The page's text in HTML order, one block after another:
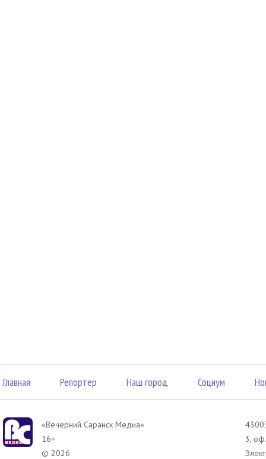
Главная Репортер Наш город Социум
«Вечерний Саранск Mедиа»
16+
© 2026
3,